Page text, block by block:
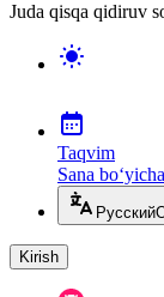
Juda qisqa qidiruv
Taqvim
Sana
Русский
Kirish